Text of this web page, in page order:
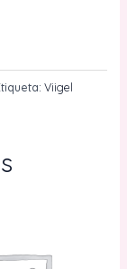
Viigel